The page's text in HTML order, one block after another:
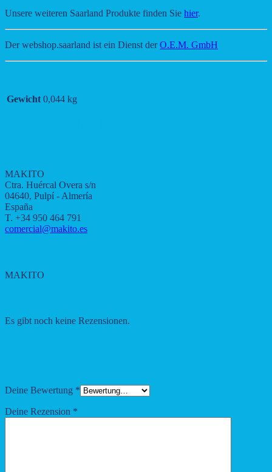
Unsere weiteren Saarland Produkte finden Sie hier.
Der webshop.saarland ist ein Dienst derO.E.M. GmbH
Gewicht 0,044 kg
MAKITO
Ctra. Huércal Overa s/n
04640, Pulpí - Almería
España
T. +34 950 464 791
comercial@makito.es
MAKITO
Es gibt noch keine Rezensionen.
Deine Bewertung *
Deine Rezension *